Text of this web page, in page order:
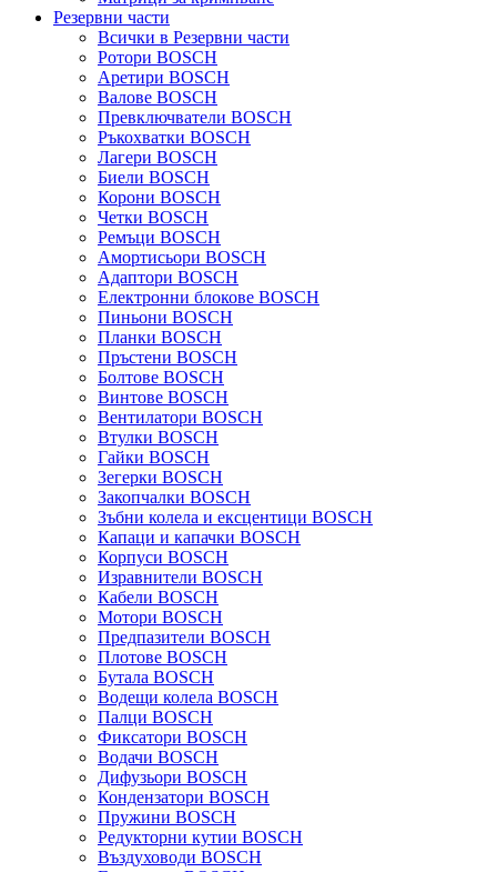
Резервни части
Всички в Резервни части
Ротори BOSCH
Аретири BOSCH
Валове BOSCH
Превключватели BOSCH
Ръкохватки BOSCH
Лагери BOSCH
Биели BOSCH
Корони BOSCH
Четки BOSCH
Ремъци BOSCH
Амортисьори BOSCH
Адаптори BOSCH
Електронни блокове BOSCH
Пиньони BOSCH
Планки BOSCH
Пръстени BOSCH
Болтове BOSCH
Винтове BOSCH
Вентилатори BOSCH
Втулки BOSCH
Гайки BOSCH
Зегерки BOSCH
Закопчалки BOSCH
Зъбни колела и ексцентици BOSCH
Капаци и капачки BOSCH
Корпуси BOSCH
Изравнители BOSCH
Кабели BOSCH
Мотори BOSCH
Предпазители BOSCH
Плотове BOSCH
Бутала BOSCH
Водещи колела BOSCH
Палци BOSCH
Фиксатори BOSCH
Водачи BOSCH
Дифузьори BOSCH
Кондензатори BOSCH
Пружини BOSCH
Редукторни кутии BOSCH
Въздуховоди BOSCH